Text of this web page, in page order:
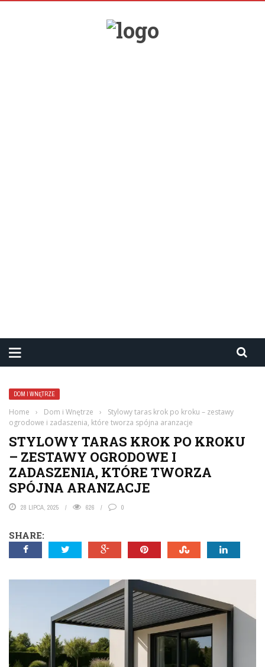
DOM I WNĘTRZE
Home › Dom i Wnętrze ›
Stylowy taras krok po kroku – zestawy
ogrodowe i zadaszenia, które tworza spójna aranzacje
STYLOWY TARAS KROK PO KROKU
– ZESTAWY OGRODOWE I
ZADASZENIA, KTÓRE TWORZA
SPÓJNA ARANZACJE
28 LIPCA, 2025 626 0
SHARE: